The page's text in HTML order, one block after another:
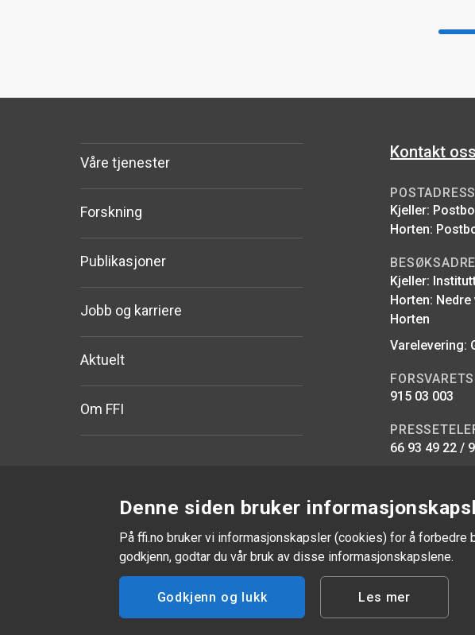
Denne siden bruker
På ffi.no bruker vi informasjonskapsler (cookies) for å
godkjenn, godtar du vår bruk av disse informasjonskapslene.
Godkjenn og lukk Les mer
Våre tjenester
Forskning
Publikasjoner
Jobb og karriere
Aktuelt
Om FFI
Kontakt oss
Kjeller:
Horten:
Kjeller:
Horten:
Horten
Varelevering:
915 03 003
66 93 49 22 /